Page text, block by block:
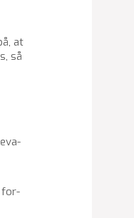
at
så
for­